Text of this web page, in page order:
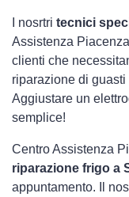
I nosrtri tecnici
Assistenza
clienti che
riparazione di
Aggiustare un
semplice!
Centro Assistenza
riparazione frigo a
appuntamento. Il